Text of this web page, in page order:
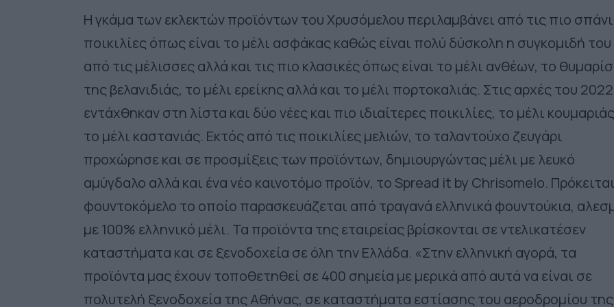
Η γκάμα των εκλεκτών προϊόντων του Χρυσόμελου περιλαμβάνει από τις πιο
ποικιλίες όπως είναι το μέλι ασφάκας καθώς είναι πολύ δύσκολη η συγκομιδή του
από τις μέλισσες αλλά και τις πιο κλασικές όπως είναι το μέλι ανθέων, το
της βελανιδιάς, το μέλι ερείκης αλλά και το μέλι πορτοκαλιάς. Στις αρχές του 2022
εντάχθηκαν στη λίστα και δύο νέες και πιο ιδιαίτερες ποικιλίες, το μέλι
το μέλι καστανιάς. Εκτός από τις ποικιλίες μελιών, το ταλαντούχο ζευγάρι
προχώρησε και σε προσμίξεις των προϊόντων, δημιουργώντας μέλι με λευκό
αμύγδαλο αλλά και ένα νέο καινοτόμο προϊόν, το Spread it by Chrisomelo.
φουντοκόμελο το οποίο παρασκευάζεται από τραγανά ελληνικά φουντούκια,
με 100% ελληνικό μέλι. Τα προϊόντα της εταιρείας βρίσκονται σε ντελικατέσεν
καταστήματα και σε ξενοδοχεία σε όλη την Ελλάδα. «Στην ελληνική αγορά, τα
προϊόντα μας έχουν τοποθετηθεί σε 400 σημεία με μερικά από αυτά να είναι σε
πολυτελή ξενοδοχεία της Αθήνας, σε καταστήματα εστίασης του αεροδρομίου της